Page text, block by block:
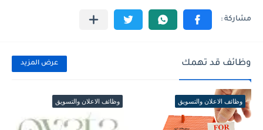
وظائف قد تهمك عرض المزيد
وظائف الاعلان والتسويق وظائف الاعلان والتسويق